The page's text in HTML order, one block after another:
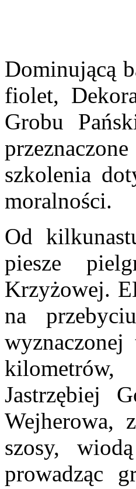
Dominującą
fiolet,
Grobu
szkolenia
moralności.
Od
piesze
Krzyżowej.
na
Jastrzębiej
szosy,
prowadząc